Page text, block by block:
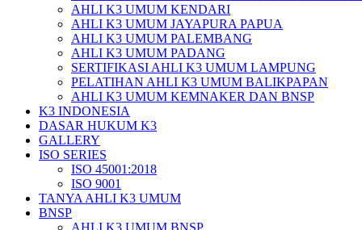
AHLI K3 UMUM KENDARI
AHLI K3 UMUM JAYAPURA PAPUA
AHLI K3 UMUM PALEMBANG
AHLI K3 UMUM PADANG
SERTIFIKASI AHLI K3 UMUM LAMPUNG
PELATIHAN AHLI K3 UMUM BALIKPAPAN
AHLI K3 UMUM KEMNAKER DAN BNSP
K3 INDONESIA
DASAR HUKUM K3
GALLERY
ISO SERIES
ISO 45001:2018
ISO 9001
TANYA AHLI K3 UMUM
BNSP
AHLI K3 UMUM BNSP